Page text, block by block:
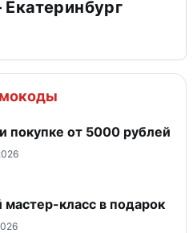
покупке от 5000 рублей
мастер-класс в подарок